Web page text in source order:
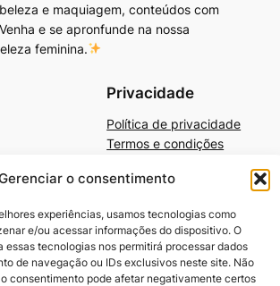
o consentimento
experiências, usamos tecnologias como
e/ou acessar informações do dispositivo. O
essas tecnologias nos permitirá processar dados
de navegação ou IDs exclusivos neste site. Não
consentimento pode afetar negativamente certos
e maquiagem, conteúdos com
e se apronfunde na nossa
feminina.
Privacidade
Política de privacidade
Termos e condições
e Mais
de Produtos
e Barato